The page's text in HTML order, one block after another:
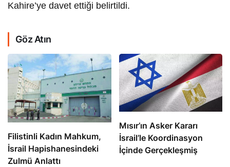
Kahire’ye davet ettiği belirtildi.
Göz Atın
Filistinli Kadın Mahkum,
İsrail Hapishanesindeki
Zulmü Anlattı
Mısır’ın Asker Kararı
İsrail’le Koordinasyon
İçinde Gerçekleşmiş